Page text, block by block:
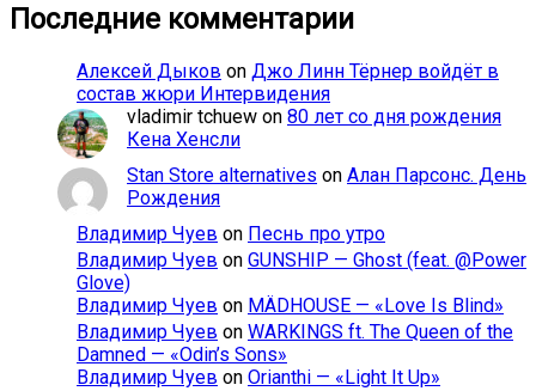
Последние комментарии
Алексей Дыков on Джо Линн Тёрнер войдёт в
состав жюри Интервидения
vladimir tchuew on 80 лет со дня рождения
Кена Хенсли
Stan Store alternatives on Алан Парсонс. День
Рождения
Владимир Чуев on Песнь про утро
Владимир Чуев on GUNSHIP — Ghost (feat. @Power
Glove)
Владимир Чуев on MÄDHOUSE — «Love Is Blind»
Владимир Чуев on WARKINGS ft. The Queen of the
Damned — «Odin’s Sons»
Владимир Чуев on Orianthi — «Light It Up»